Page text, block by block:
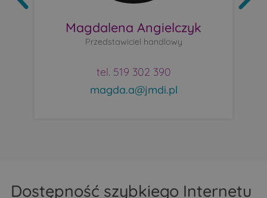
Magdalena Angielczyk
Przedstawiciel handlowy
tel. 519 302 390
magda.a@jmdi.pl
Dostępność szybkiego Internetu